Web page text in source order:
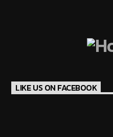
LIKE US ON FACEBOOK